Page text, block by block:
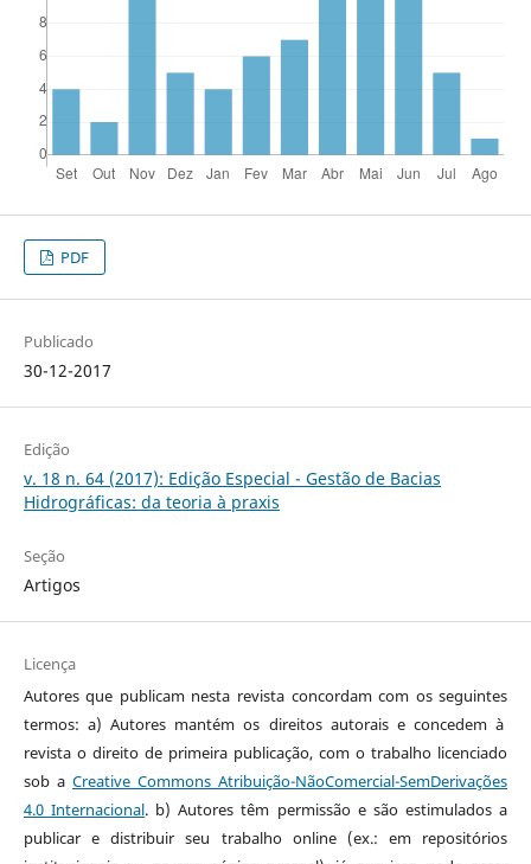
PDF
Publicado
30-12-2017
Edição
v. 18 n. 64 (2017): Edição Especial - Gestão de Bacias
Hidrográficas: da teoria à praxis
Seção
Artigos
Licença
Autores que publicam nesta revista concordam com os seguintes
termos: a) Autores mantém os direitos autorais e concedem à
revista o direito de primeira publicação, com o trabalho licenciado
sob a Creative Commons Atribuição-NãoComercial-SemDerivações
4.0 Internacional. b) Autores têm permissão e são estimulados a
publicar e distribuir seu trabalho online (ex.: em repositórios